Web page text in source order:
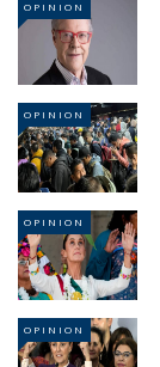
OPINION
OPINION
OPINION
OPINION